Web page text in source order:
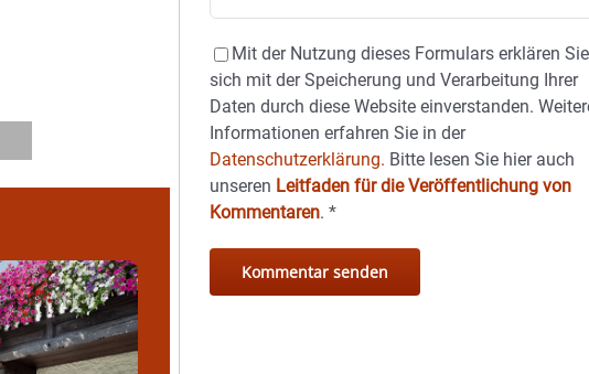
Mit der Nutzung dieses Formulars erklären Sie
sich mit der Speicherung und Verarbeitung Ihrer
Daten durch diese Website einverstanden.
Informationen erfahren Sie in der
Datenschutzerklärung. Bitte lesen Sie hier auch
unseren Leitfaden für die Veröffentlichung von
Kommentaren.*